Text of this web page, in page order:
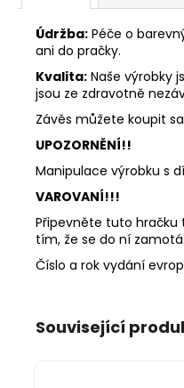
Údržba: Péče o
ani do pračky.
Kvalita: Naše výrobky
jsou ze zdravotně
Závěs můžete koupit
UPOZORNĚNÍ!!
Manipulace výrobku s
VAROVANÍ!!!
Připevněte tuto hračku
tím, že se do ní zamotá.
Číslo a rok vydání
Související